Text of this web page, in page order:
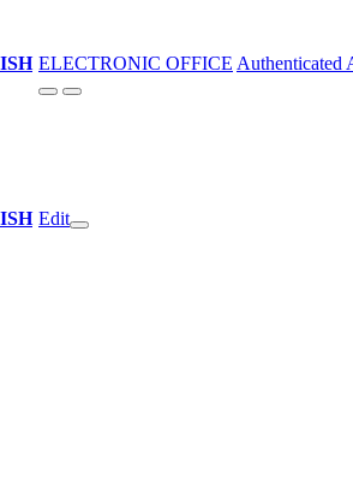
ELECTRONIC OFFICE Authenticated
Edit